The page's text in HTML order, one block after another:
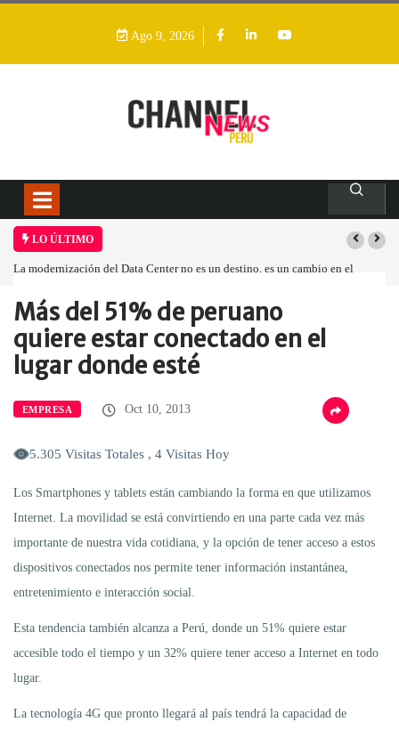
Ago 9, 2026
LO ÚLTIMO
La modernización del Data Center no es un destino, es un cambio en el
Home
Empresa Más del 51%…
Más del 51% de peruano
quiere estar conectado en el
lugar donde esté
EMPRESA Oct 10, 2013
5.305 Visitas Totales , 4 Visitas Hoy
Los Smartphones y tablets están cambiando la forma en que utilizamos
Internet. La movilidad se está convirtiendo en una parte cada vez más
importante de nuestra vida cotidiana, y la opción de tener acceso a estos
dispositivos conectados nos permite tener información instantánea,
entretenimiento e interacción social.
Esta tendencia también alcanza a Perú, donde un 51% quiere estar
accesible todo el tiempo y un 32% quiere tener acceso a Internet en todo
lugar.
La tecnología 4G que pronto llegará al país tendrá la capacidad de